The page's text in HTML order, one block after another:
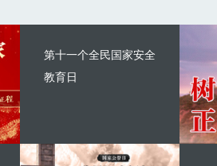
第十一个全民国家安全
教育日